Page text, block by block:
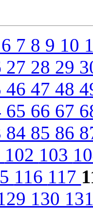
6 7 8 9 10
27 28 29
46 47 48
65 66 67
84 85 86
102 103
116 117
130